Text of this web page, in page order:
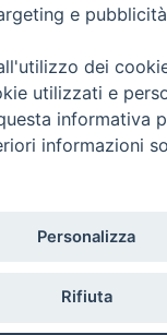
e
dei
utilizzati e
informativa
informazioni
Personalizza
Rifiuta